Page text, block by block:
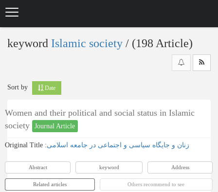
keyword Islamic society ‎/ (198 Article)
Sort by Date
Women and their political and social status in Islamic
society
Journal Article
Original Title :زنان و جایگاه سیاسی و اجتماعی در جامعه اسلامی
Abstract keyword Address
Related articles Others recommend to see